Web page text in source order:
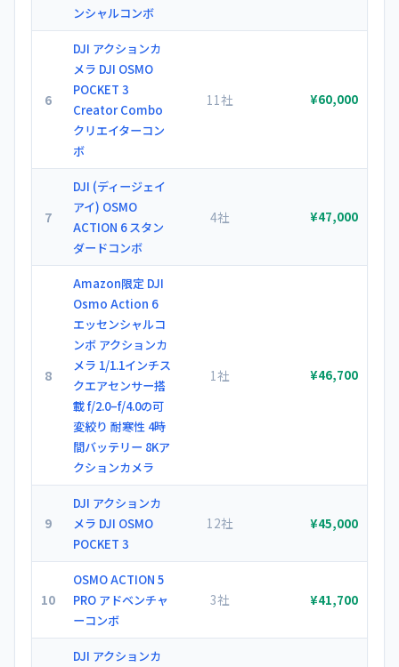
ンシャルコンボ
6
DJI アクションカ
メラ DJI OSMO
POCKET 3
Creator Combo
クリエイターコン
ボ
11社 ¥60,000
7
DJI (ディージェイ
アイ) OSMO
ACTION 6 スタン
ダードコンボ
4社 ¥47,000
8
Amazon限定 DJI
Osmo Action 6
エッセンシャルコ
ンボ アクションカ
メラ 1/1.1インチス
クエアセンサー搭
載 f/2.0–f/4.0の可
変絞り 耐寒性 4時
間バッテリー 8Kア
クションカメラ
1社 ¥46,700
9
DJI アクションカ
メラ DJI OSMO
POCKET 3
12社 ¥45,000
10
OSMO ACTION 5
PRO アドベンチャ
ーコンボ
3社 ¥41,700
DJI アクションカ